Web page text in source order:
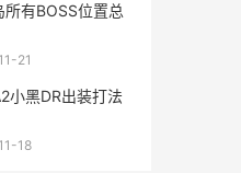
所有BOSS位置总
21
小黑DR出装打法
18